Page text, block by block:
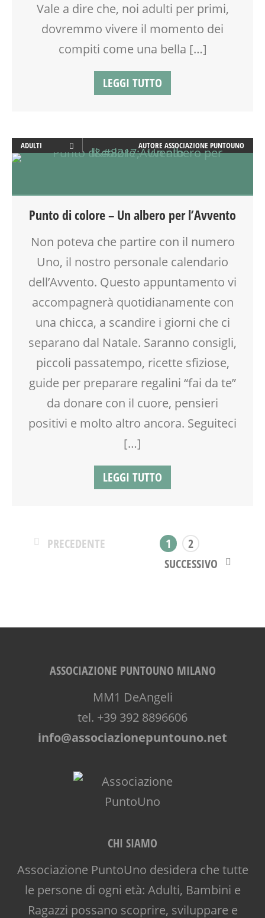
Vale a dire che, noi adulti per primi,
dovremmo vivere il momento dei
compiti come una bella […]
LEGGI TUTTO
ADULTI
CREATIVITÀ
GENITORI
TEMPO LIBERO
VIA FARUFFINI
AUTORE ASSOCIAZIONE PUNTOUNO
Punto di colore – Un albero per l’Avvento
Non poteva che partire con il numero
Uno, il nostro personale calendario
dell’Avvento. Questo appuntamento vi
accompagnerà quotidianamente con
una chicca, a scandire i giorni che ci
separano dal Natale. Saranno consigli,
piccoli passatempo, ricette sfiziose,
guide per preparare regalini “fai da te”
da donare con il cuore, pensieri
positivi e molto altro ancora. Seguiteci
[…]
LEGGI TUTTO
PRECEDENTE 1
2
SUCCESSIVO
ASSOCIAZIONE PUNTOUNO MILANO
MM1 DeAngeli
tel. +39 392 8896606
info@associazionepuntouno.net
CHI SIAMO
Associazione PuntoUno desidera che tutte
le persone di ogni età: Adulti, Bambini e
Ragazzi possano scoprire, sviluppare e